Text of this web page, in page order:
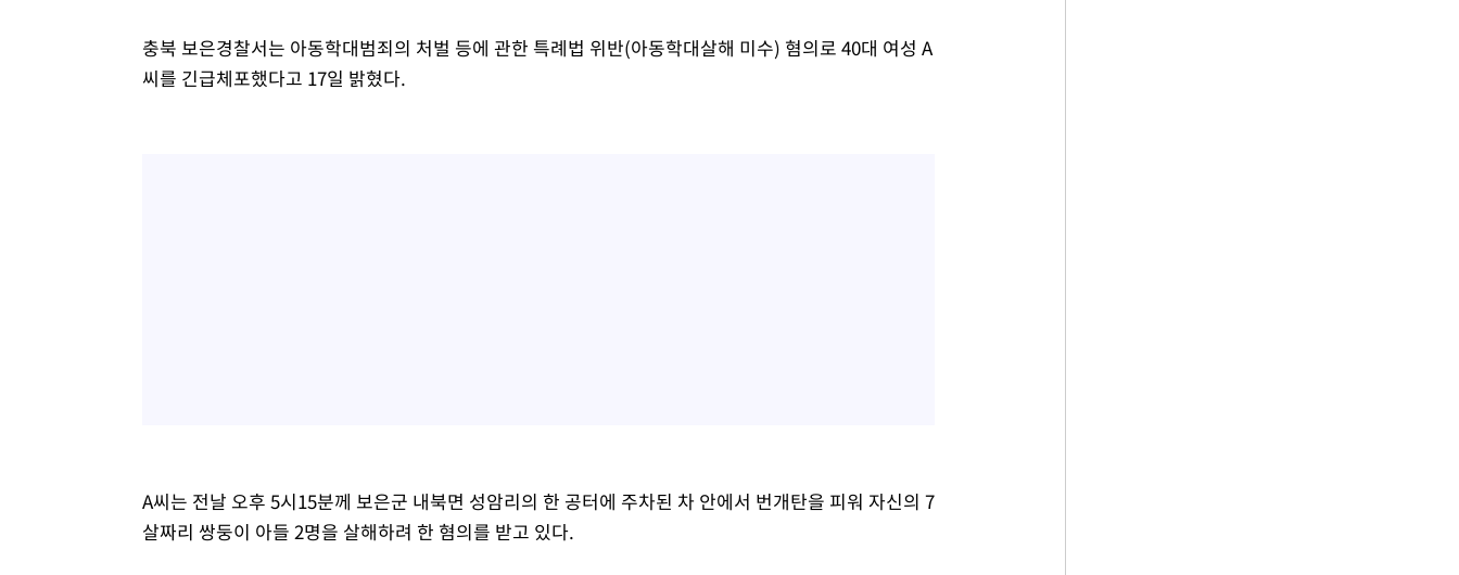
충북 보은경찰서는 아동학대범죄의 처벌 등에 관한 특례법 위반(아동학대살해 미수) 혐의로 40대 여성 A
씨를 긴급체포했다고 17일 밝혔다.
A씨는 전날 오후 5시15분께 보은군 내북면 성암리의 한 공터에 주차된 차 안에서 번개탄을 피워 자신의 7
살짜리 쌍둥이 아들 2명을 살해하려 한 혐의를 받고 있다.